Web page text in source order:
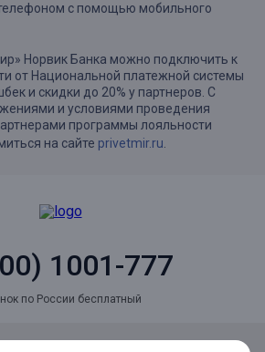
с помощью мобильного
Норвик Банка можно подключить к
от Национальной платежной системы
и скидки до 20% у партнеров. С
и условиями проведения
программы лояльности
на сайте privetmir.ru
1001-777
по России бесплатный